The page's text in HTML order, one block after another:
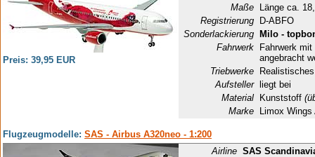
Preis: 39,95 EUR
Maße
Länge ca.
Registrierung
D-ABFO
Sonderlackierung
Milo -
Fahrwerk
Fahrwerk
angebracht
Triebwerke
Aufsteller
liegt bei
Material
Kunststoff
Marke
Limox Wings
Flugzeugmodelle: SAS - Airbus A320neo - 1:200
Airline SAS